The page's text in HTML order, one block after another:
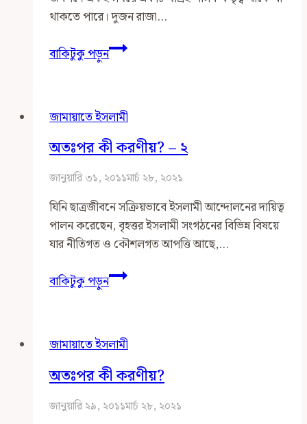
থাকতে পারে। দুজন রাজা…
বাকিটুকু পড়ুনইসলামিক
অর্গানাইজেশন
টেনশনস
অর/
অ্যান্ড
প্রপোজালস
ডিজিটাল
ওয়ানস
ফর
জামায়াত
রিফর্মস
জামায়াতে ইসলামী
অতঃপর কী করণীয়? – ২
জানুয়ারি ৩১, ২০১১মার্চ ২৮, ২০২১
যিনি ছাত্রজীবনে সক্রিয়ভাবে ইসলামী আন্দোলনের দায়িত্ব
পালন করেছেন, বৃহত্তর ইসলামী সংগঠনের বিভিন্ন বিষয়ে
যার নীতিগত ও কৌশলগত আপত্তি আছে,…
বাকিটুকু পড়ুনঅতঃপর
কী
২
জামায়াতে ইসলামী
অতঃপর কী করণীয়?
জানুয়ারি ২৯, ২০১১মার্চ ২৮, ২০২১